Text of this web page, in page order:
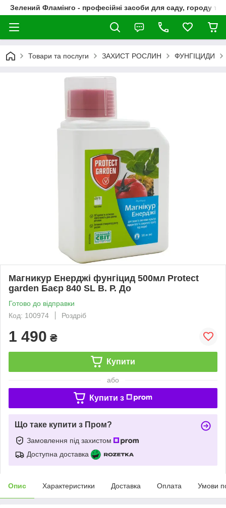
Зелений Фламінго - професійні засоби для саду, городу та
Товари та послуги ЗАХИСТ РОСЛИН ФУНГІЦИДИ
Магникур Енерджі фунгіцид 500мл Protect
garden Баєр 840 SL В. Р. До
Готово до відправки
Код: 100974
Роздріб
1 490 ₴
Купити
або
Купити з
Що таке купити з Пром?
Замовлення під захистом
Доступна доставка
Опис Характеристики Доставка Оплата Умови